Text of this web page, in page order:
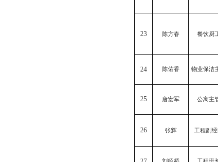
23 陈方春 餐饮厨
24 陈佑香 物业保洁
25 唐宏军 公寓主
26 张辉 工程副